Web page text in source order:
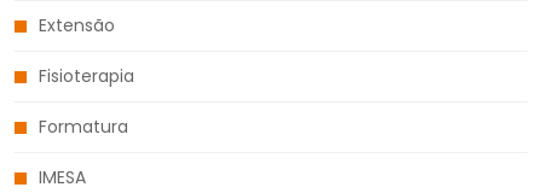
Extensão
Fisioterapia
Formatura
IMESA